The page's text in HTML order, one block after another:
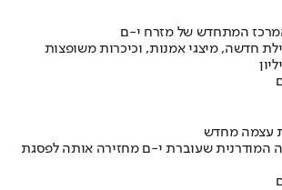
המרכז המתחדש של מזרח י-ם
חדשה, מיצגי אמנות, וכיכרות משופצות
עצמה מחדש
המודרנית שעוברת י-ם מחזירה אותה לפסגת